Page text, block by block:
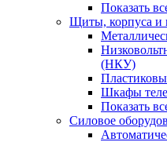
Показать
Щиты, корпуса и
(НКУ)
Шкафы
Показать
Силовое